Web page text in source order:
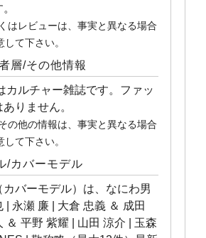
はレビューは、事実と異なる場合
て下さい。
層/その他情報
ルチャー雑誌です。ファッ
りません。
の他の情報は、事実と異なる場合
て下さい。
/カバーモデル
バーモデル）は、なにわ男
| 永瀬 廉 | 大倉 忠義 ＆ 成田
＆ 平野 紫耀 | 山田 涼介 | 玉森